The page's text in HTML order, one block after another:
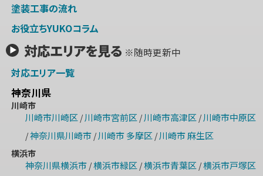
塗装工事の流れ
お役立ちYUKOコラム
対応エリアを見る ※随時更新中
対応エリア一覧
神奈川県
川崎市
川崎市川崎区 / 川崎市宮前区 / 川崎市高津区 / 川崎市中原区
/神奈川県川崎市/ 川崎市 多摩区 / 川崎市 麻生区
横浜市
神奈川県横浜市/横浜市緑区 /横浜市青葉区 /横浜市戸塚区